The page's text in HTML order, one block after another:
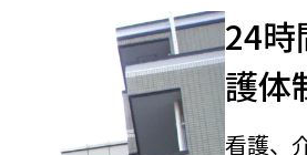
24時
護
看護、